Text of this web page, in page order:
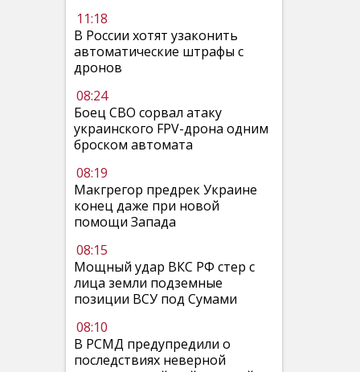
11:18
В России хотят узаконить
автоматические штрафы с
дронов
08:24
Боец СВО сорвал атаку
украинского FPV-дрона одним
броском автомата
08:19
Макгрегор предрек Украине
конец даже при новой
помощи Запада
08:15
Мощный удар ВКС РФ стер с
лица земли подземные
позиции ВСУ под Сумами
08:10
В РСМД предупредили о
последствиях неверной